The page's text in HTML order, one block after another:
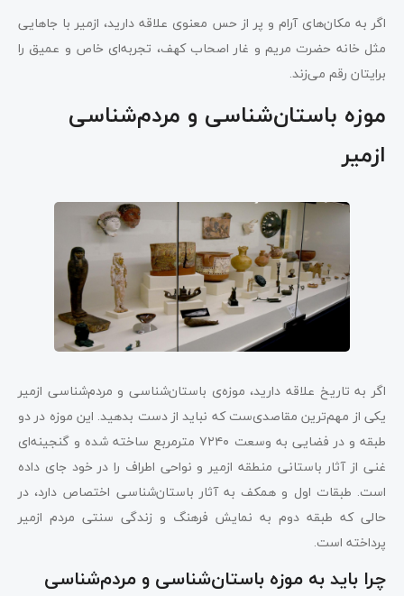
اگر به مکان‌های آرام و پر از حس معنوی علاقه دارید، ازمیر با جاهایی
مثل خانه حضرت مریم و غار اصحاب کهف، تجربه‌ای خاص و عمیق را
برایتان رقم می‌زند.
موزه باستان‌شناسی و مردم‌شناسی
ازمیر
اگر به تاریخ علاقه دارید، موزه‌ی باستان‌شناسی و مردم‌شناسی ازمیر
یکی از مهم‌ترین مقاصدی‌ست که نباید از دست بدهید. این موزه در دو
طبقه و در فضایی به وسعت ۷۲۴۰ مترمربع ساخته شده و گنجینه‌ای
غنی از آثار باستانی منطقه ازمیر و نواحی اطراف را در خود جای داده
است. طبقات اول و همکف به آثار باستان‌شناسی اختصاص دارد، در
حالی که طبقه دوم به نمایش فرهنگ و زندگی سنتی مردم ازمیر
پرداخته است.
چرا باید به موزه باستان‌شناسی و مردم‌شناسی